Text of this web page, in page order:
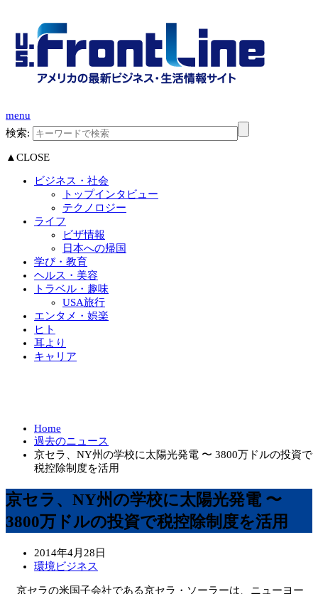
menu
検索:
▲CLOSE
ビジネス・社会
トップインタビュー
テクノロジー
ライフ
ビザ情報
日本への帰国
学び・教育
ヘルス・美容
トラベル・趣味
USA旅行
エンタメ・娯楽
ヒト
耳より
キャリア
Home
過去のニュース
京セラ、NY州の学校に太陽光発電 〜 3800万ドルの投資で
税控除制度を活用
京セラ、NY州の学校に太陽光発電 〜
3800万ドルの投資で税控除制度を活用
2014年4月28日
環境ビジネス
京セラの米国子会社である京セラ・ソーラーは、ニューヨー